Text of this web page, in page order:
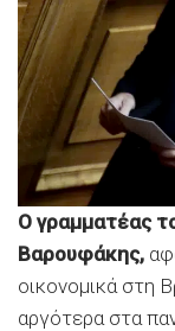
Ο γραμματέας
Βαρουφάκης,
οικονομικά στη
αργότερα στα